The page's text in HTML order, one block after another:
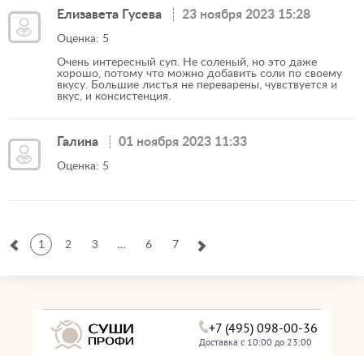
Елизавета Гусева 23 ноября 2023 15:28
Оценка: 5
Очень интересный суп. Не соленый, но это даже
хорошо, потому что можно добавить соли по своему
вкусу. Большие листья не переварены, чувствуется и
вкус, и консистенция.
Галина 01 ноября 2023 11:33
Оценка: 5
1 2 3 … 6 7
+7 (495) 098-00-36
Доставка с 10:00 до 23:00